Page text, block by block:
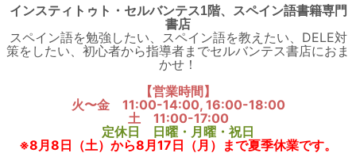
インスティトゥト・セルバンテス1階、スペイン語書籍専門
書店
スペイン語を勉強したい、スペイン語を教えたい、DELE対
策をしたい、初心者から指導者までセルバンテス書店におま
かせ！
【営業時間】
火〜金 11:00-14:00, 16:00-18:00
土 11:00-17:00
定休日 日曜・月曜・祝日
※8月8日（土）から8月17日（月）まで夏季休業です。